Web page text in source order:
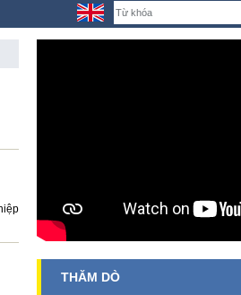
THĂM DÒ